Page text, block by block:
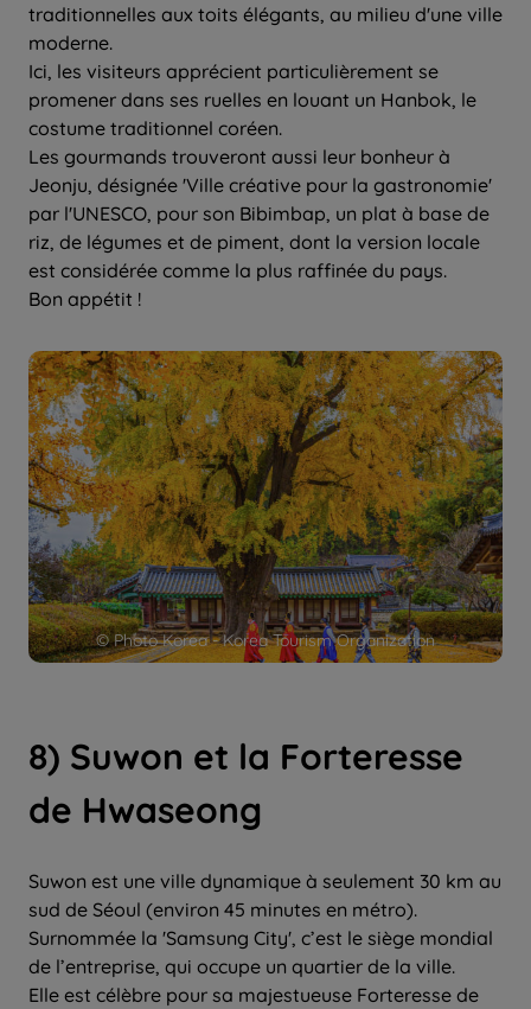
© Photo Korea - Korea Tourism Organization
traditionnelles aux toits élégants, au milieu d'une ville
moderne.
Ici, les visiteurs apprécient particulièrement se
promener dans ses ruelles en louant un Hanbok, le
costume traditionnel coréen.
Les gourmands trouveront aussi leur bonheur à
Jeonju, désignée 'Ville créative pour la gastronomie'
par l'UNESCO, pour son Bibimbap, un plat à base de
riz, de légumes et de piment, dont la version locale
est considérée comme la plus raffinée du pays.
Bon appétit !
8) Suwon et la Forteresse
de Hwaseong
Suwon est une ville dynamique à seulement 30 km au
sud de Séoul (environ 45 minutes en métro).
Surnommée la 'Samsung City', c’est le siège mondial
de l’entreprise, qui occupe un quartier de la ville.
Elle est célèbre pour sa majestueuse Forteresse de